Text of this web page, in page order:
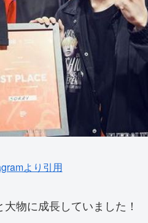
より引用
物に成長していました！